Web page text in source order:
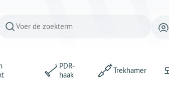
PDR-
haak
Trekhamer